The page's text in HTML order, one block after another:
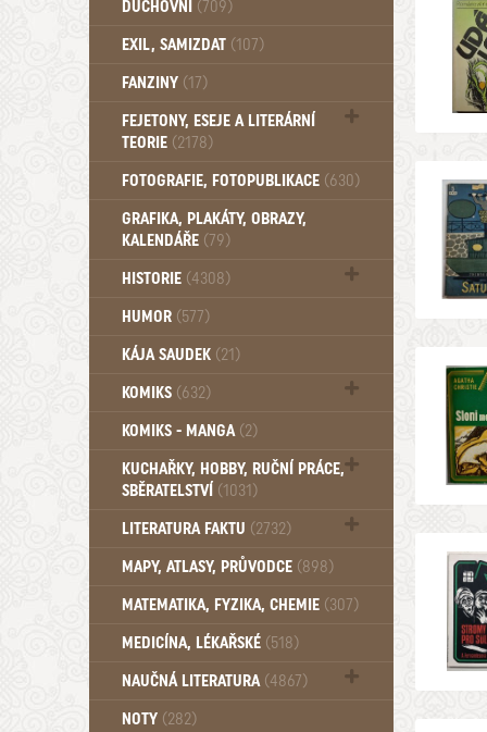
DUCHOVNÍ (709)
Okultismus (110)
EXIL, SAMIZDAT (107)
FANZINY (17)
FEJETONY, ESEJE A LITERÁRNÍ
TEORIE (2178)
Citáty, aforismy, snáře, přísloví,
FOTOGRAFIE, FOTOPUBLIKACE (630)
GRAFIKA, PLAKÁTY, OBRAZY,
KALENDÁŘE (79)
HISTORIE (4308)
Mytologie, Mýty, Báje, Pověsti (203)
HUMOR (577)
KÁJA SAUDEK (21)
KOMIKS (632)
Komiks - Čtyřlístek (234)
KOMIKS - MANGA (2)
KUCHAŘKY, HOBBY, RUČNÍ PRÁCE,
SBĚRATELSTVÍ (1031)
Dům a byt (102)
LITERATURA FAKTU (2732)
Katalogy (503)
MAPY, ATLASY, PRŮVODCE (898)
MATEMATIKA, FYZIKA, CHEMIE (307)
MEDICÍNA, LÉKAŘSKÉ (518)
NAUČNÁ LITERATURA (4867)
Zdraví a zdraví životní styl (510)
NOTY (282)